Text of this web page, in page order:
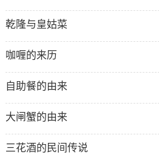
乾隆与皇姑菜
咖喱的来历
自助餐的由来
大闸蟹的由来
三花酒的民间传说